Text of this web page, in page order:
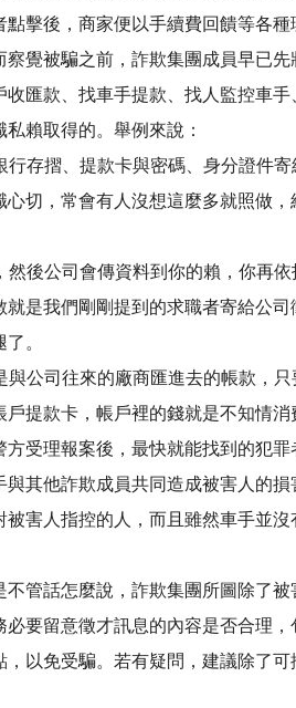
擊後，商家便以手續費回饋等各
覺被騙之前，詐欺集團成員早已
匯款、找車手提款、找人監控車
賴取得的。舉例來說：
存摺、提款卡與密碼、身分證件
切，常會有人沒想這麼多就照做
後公司會傳資料到你的賴，你再
是我們剛剛提到的求職者寄給公
。
公司往來的廠商匯進去的帳款，
提款卡，帳戶裡的錢就是不知情
受理報案後，最快就能找到的犯
其他詐欺成員共同造成被害人的
害人指控的人，而且雖然車手並
管話怎麼說，詐欺集團所圖除了
要留意徵才訊息的內容是否合理
以免受騙。若有疑問，建議除了